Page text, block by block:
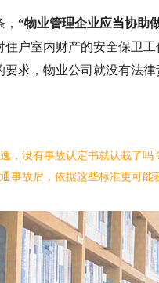
“物业管理企业应当协助
户室内财产的安全保卫
求，物业公司就没有法律
，没有事故认定书就认栽了吗
事故后，依据这些标准更可能